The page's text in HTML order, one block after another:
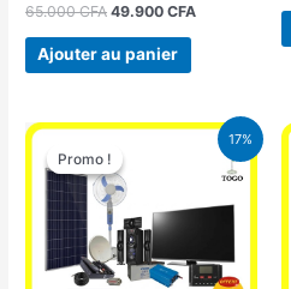
65.000CFA 49.900CFA
Ajouter au panier
17%
Promo !
Promo !
Le
initial
était :
430.000 CFA.
Le
prix
actuel
355.000